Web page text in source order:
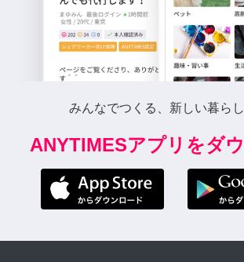
みんなでつくる、新しい暮らし
ANYTIMESアプリをダ